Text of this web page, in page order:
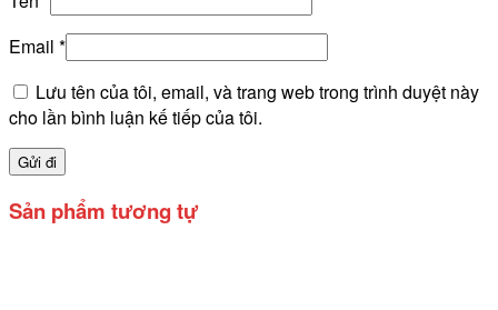
Email *
Lưu tên của tôi, email, và trang web trong trình duyệt này
cho lần bình luận kế tiếp của tôi.
Sản phẩm tương tự